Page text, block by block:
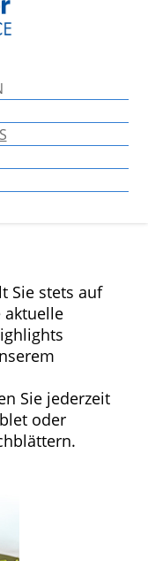
Sie stets auf
aktuelle
Sie jederzeit
oder